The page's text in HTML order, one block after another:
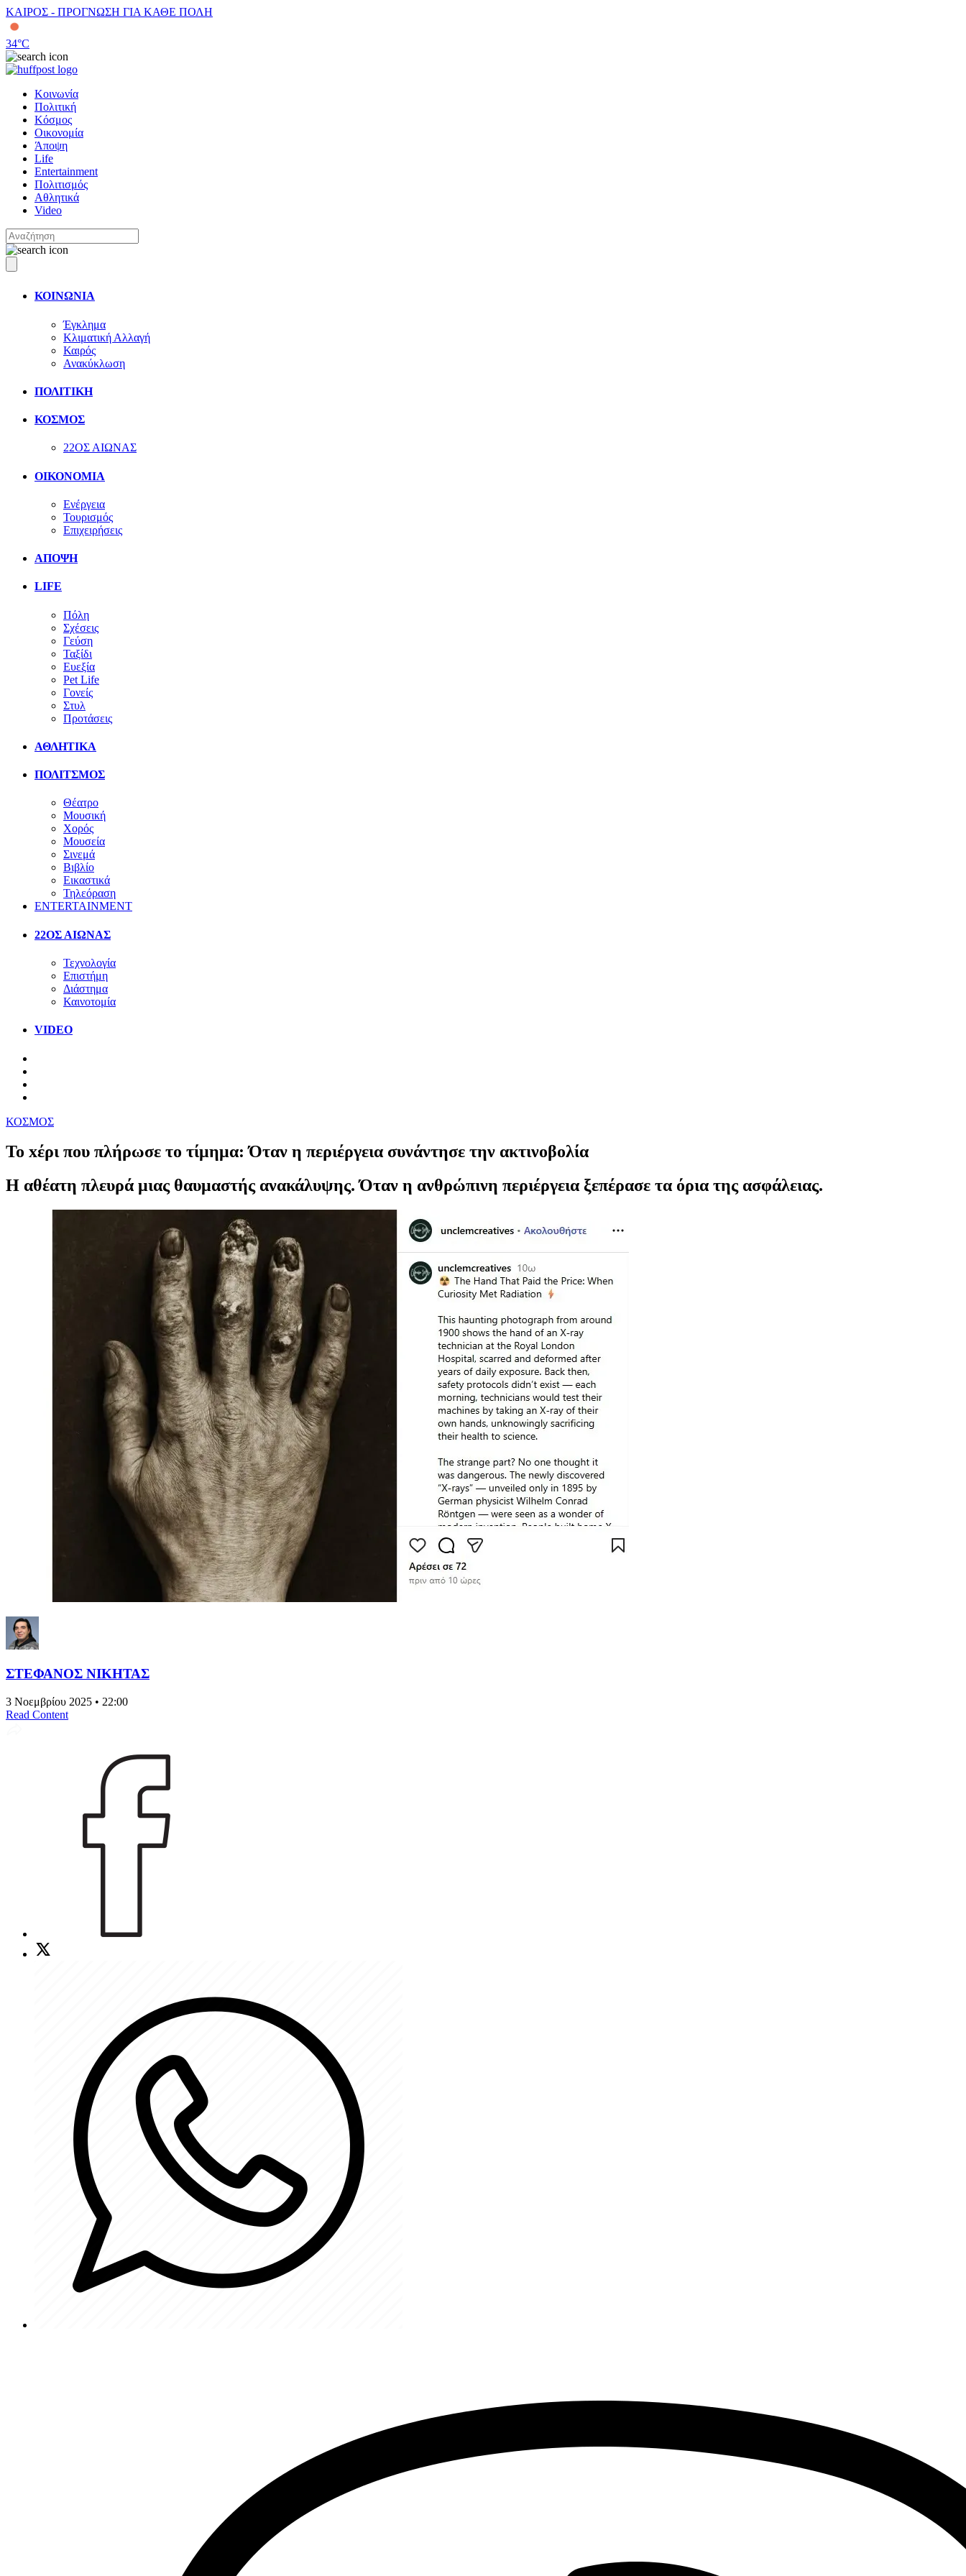
ΚΑΙΡΟΣ - ΠΡΟΓΝΩΣΗ ΓΙΑ ΚΑΘΕ ΠΟΛΗ
34°C
Κοινωνία
Πολιτική
Κόσμος
Οικονομία
Άποψη
Life
Entertainment
Πολιτισμός
Αθλητικά
Video
ΚΟΙΝΩΝΙΑ
Έγκλημα
Κλιματική Αλλαγή
Καιρός
Ανακύκλωση
ΠΟΛΙΤΙΚΗ
ΚΟΣΜΟΣ
22ΟΣ ΑΙΩΝΑΣ
ΟΙΚΟΝΟΜΙΑ
Ενέργεια
Τουρισμός
Επιχειρήσεις
ΑΠΟΨΗ
LIFE
Πόλη
Σχέσεις
Γεύση
Ταξίδι
Ευεξία
Pet Life
Γονείς
Στυλ
Προτάσεις
ΑΘΛΗΤΙΚΑ
ΠΟΛΙΤΣΜΟΣ
Θέατρο
Μουσική
Χορός
Μουσεία
Σινεμά
Βιβλίο
Εικαστικά
Τηλεόραση
ENTERTAINMENT
22ΟΣ ΑΙΩΝΑΣ
Τεχνολογία
Επιστήμη
Διάστημα
Καινοτομία
VIDEO
ΚΟΣΜΟΣ
Το xέρι που πλήρωσε το τίμημα: Όταν η περιέργεια συνάντησε την ακτινοβολία
Η αθέατη πλευρά μιας θαυμαστής ανακάλυψης. Όταν η ανθρώπινη περιέργεια ξεπέρασε τα όρια της ασφάλειας.
ΣΤΕΦΑΝΟΣ ΝΙΚΗΤΑΣ
3 Νοεμβρίου 2025 • 22:00
Read Content